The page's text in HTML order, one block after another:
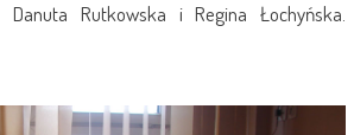
Danuta Rutkowska i Regina Łochyńska.